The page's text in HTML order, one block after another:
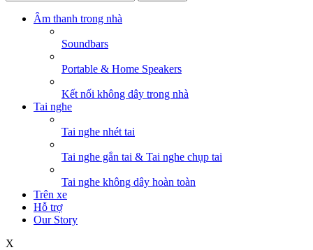
Âm thanh trong nhà
Soundbars
Portable & Home Speakers
Kết nối không dây trong nhà
Tai nghe
Tai nghe nhét tai
Tai nghe gắn tai & Tai nghe chụp tai
Tai nghe không dây hoàn toàn
Trên xe
Hỗ trợ
Our Story
X